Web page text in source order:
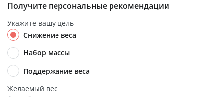
Получите персональные рекомендации
Укажите вашу цель
Снижение веса
Набор массы
Поддержание веса
Желаемый вес